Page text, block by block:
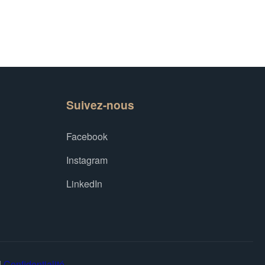
Suivez-nous
Facebook
Instagram
LinkedIn